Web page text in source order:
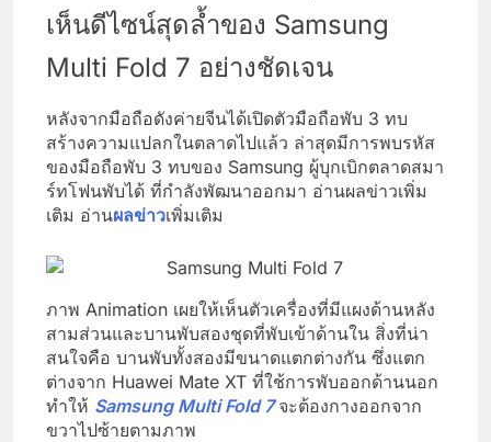
เห็นดีไซน์สุดล้ำของ Samsung
Multi Fold 7 อย่างชัดเจน
หลังจากมือถือดังค่ายจีนได้เปิดตัวมือถือพับ 3 ทบ
สร้างความแปลกในตลาดไปแล้ว ล่าสุดมีการพบรหัส
ของมือถือพับ 3 ทบของ Samsung ผู้บุกเบิกตลาดสมา
ร์ทโฟนพับได้ ที่กำลังพัฒนาออกมา อ่านผลข่าวเพิ่ม
เติม อ่านผลข่าวเพิ่มเติม
ภาพ Animation เผยให้เห็นตัวเครื่องที่มีแผงด้านหลัง
สามส่วนและบานพับสองชุดที่พับเข้าด้านใน สิ่งที่น่า
สนใจคือ บานพับทั้งสองมีขนาดแตกต่างกัน ซึ่งแตก
ต่างจาก Huawei Mate XT ที่ใช้การพับออกด้านนอก
ทำให้ Samsung Multi Fold 7 จะต้องกางออกจาก
ขวาไปซ้ายตามภาพ